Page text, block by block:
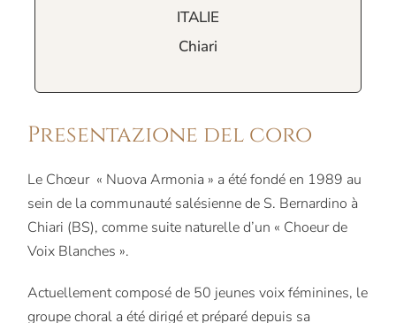
Presentazione del coro
Le Chœur « Nuova Armonia » a été fondé en 1989 au
sein de la communauté salésienne de S. Bernardino à
Chiari (BS), comme suite naturelle d’un « Choeur de
Voix Blanches ».
Actuellement composé de 50 jeunes voix féminines, le
groupe choral a été dirigé et préparé depuis sa
ITALIE
Chiari